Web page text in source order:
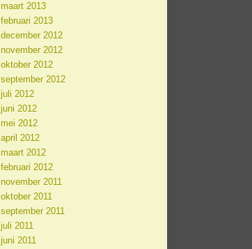
maart 2013
februari 2013
december 2012
november 2012
oktober 2012
september 2012
juli 2012
juni 2012
mei 2012
april 2012
maart 2012
februari 2012
november 2011
oktober 2011
september 2011
juli 2011
juni 2011